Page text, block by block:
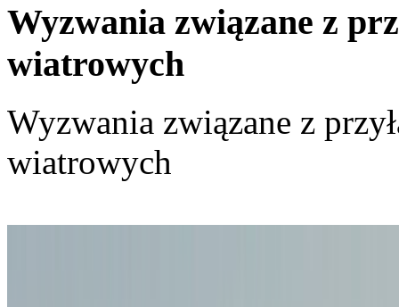
Wyzwania związane z
wiatrowych
Wyzwania związane z
wiatrowych